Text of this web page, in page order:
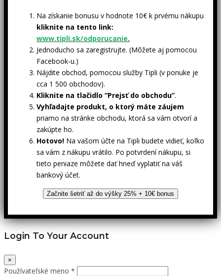
Na získanie bonusu v hodnote 10€ k prvému nákupu
kliknite na tento link:
www.tipli.sk/odporucanie.
Jednoducho sa zaregistrujte. (Môžete aj pomocou
Facebook-u.)
Nájdite obchod, pomocou služby Tipli (v ponuke je
cca 1 500 obchodov).
Kliknite na tlačidlo “Prejsť do obchodu”.
Vyhľadajte produkt, o ktorý máte záujem
priamo na stránke obchodu, ktorá sa vám otvorí a
zakúpte ho.
Hotovo! Na vašom účte na Tipli budete vidieť, koľko
sa vám z nákupu vrátilo. Po potvrdení nákupu, si
tieto peniaze môžete dať hneď vyplatiť na váš
bankový účet.
Začnite šetriť až do výšky 25% + 10€ bonus
Login To Your Account
×
Používateľské meno *